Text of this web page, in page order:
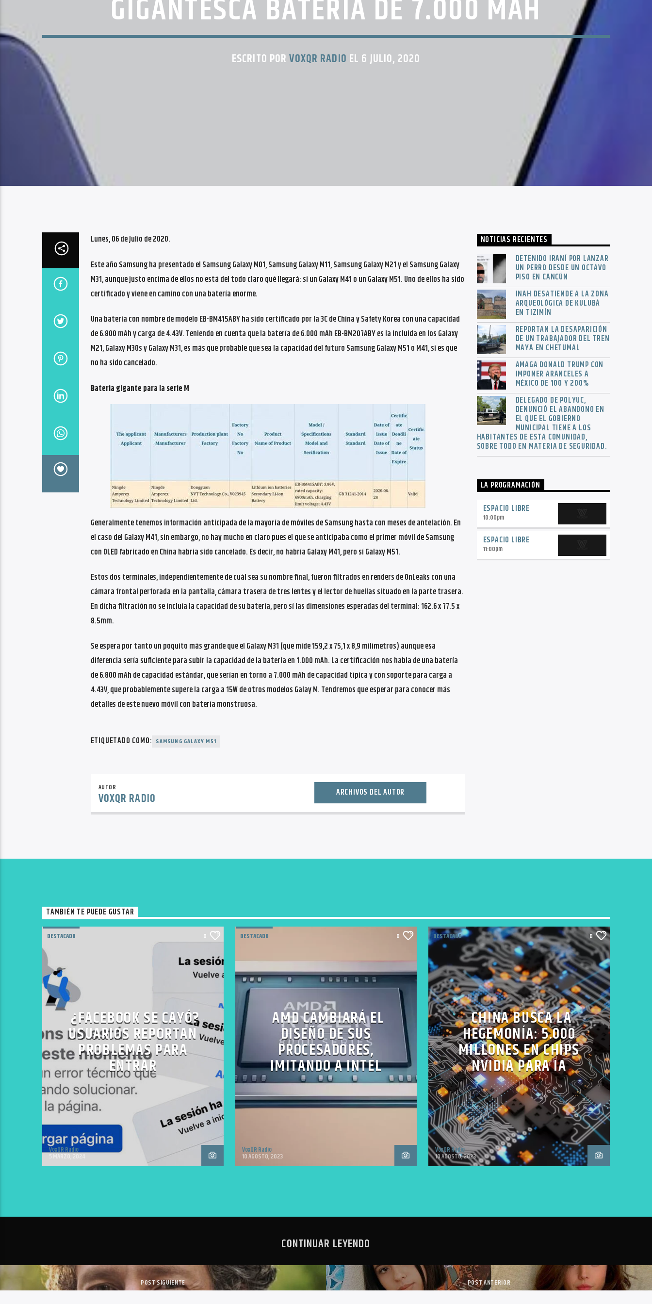
GIGANTESCA BATERÍA DE 7.000 MAH
ESCRITO PORVOXQR RADIO EL 6 JULIO, 2020
Lunes, 06 de Julio de 2020.
Este año Samsung ha presentado el Samsung Galaxy M01, Samsung Galaxy M11, Samsung Galaxy M21 y el Samsung Galaxy
M31, aunque justo encima de ellos no está del todo claro qué llegará: si un Galaxy M41 o un Galaxy M51. Uno de ellos ha sido
certificado y viene en camino con una batería enorme.
Una batería con nombre de modelo EB-BM415ABY ha sido certificado por la 3C de China y Safety Korea con una capacidad
de 6.800 mAh y carga de 4.43V. Teniendo en cuenta que la batería de 6.000 mAh EB-BM207ABY es la incluida en los Galaxy
M21, Galaxy M30s y Galaxy M31, es más que probable que sea la capacidad del futuro Samsung Galaxy M51 o M41, si es que
no ha sido cancelado.
Bateria gigante para la serie M
Generalmente tenemos información anticipada de la mayoría de móviles de Samsung hasta con meses de antelación. En
el caso del Galaxy M41, sin embargo, no hay mucho en claro pues el que se anticipaba como el primer móvil de Samsung
con OLED fabricado en China habría sido cancelado. Es decir, no habría Galaxy M41, pero sí Galaxy M51.
Estos dos terminales, independientemente de cuál sea su nombre final, fueron filtrados en renders de OnLeaks con una
cámara frontal perforada en la pantalla, cámara trasera de tres lentes y el lector de huellas situado en la parte trasera.
En dicha filtración no se incluía la capacidad de su batería, pero sí las dimensiones esperadas del terminal: 162.6 x 77.5 x
8.5mm.
Se espera por tanto un poquito más grande que el Galaxy M31 (que mide 159,2 x 75,1 x 8,9 milímetros) aunque esa
diferencia sería suficiente para subir la capacidad de la batería en 1.000 mAh. La certificación nos habla de una batería
de 6.800 mAh de capacidad estándar, que serían en torno a 7.000 mAh de capacidad típica y con soporte para carga a
4.43V, que probablemente supere la carga a 15W de otros modelos Galay M. Tendremos que esperar para conocer más
detalles de este nuevo móvil con batería monstruosa.
ETIQUETADO COMO: SAMSUNG GALAXY M51
AUTOR
VOXQR RADIO ARCHIVOS DEL AUTOR
NOTICIAS RECIENTES
DETENIDO IRANÍ POR LANZAR
UN PERRO DESDE UN OCTAVO
PISO EN CANCÚN
INAH DESATIENDE A LA ZONA
ARQUEOLÓGICA DE KULUBÁ
EN TIZIMÍN
REPORTAN LA DESAPARICIÓN
DE UN TRABAJADOR DEL TREN
MAYA EN CHETUMAL
AMAGA DONALD TRUMP CON
IMPONER ARANCELES A
MÉXICO DE 100 Y 200%
DELEGADO DE POLYUC,
DENUNCIÓ EL ABANDONO EN
EL QUE EL GOBIERNO
MUNICIPAL TIENE A LOS
HABITANTES DE ESTA COMUNIDAD,
SOBRE TODO EN MATERIA DE SEGURIDAD.
LA PROGRAMACIÓN
ESPACIO LIBRE
10:00pm
ESPACIO LIBRE
11:00pm
TAMBIÉN TE PUEDE GUSTAR
DESTACADO 0
¿FACEBOOK SE CAYÓ?
USUARIOS REPORTAN
PROBLEMAS PARA
ENTRAR
VoxQR Radio
5 MARZO, 2024
DESTACADO 0
AMD CAMBIARÁ EL
DISEÑO DE SUS
PROCESADORES,
IMITANDO A INTEL
VoxQR Radio
10 AGOSTO, 2023
DESTACADO 0
CHINA BUSCA LA
HEGEMONÍA: 5.000
MILLONES EN CHIPS
NVIDIA PARA IA
VoxQR Radio
10 AGOSTO, 2023
CONTINUAR LEYENDO
POST SIGUIENTE POST ANTERIOR